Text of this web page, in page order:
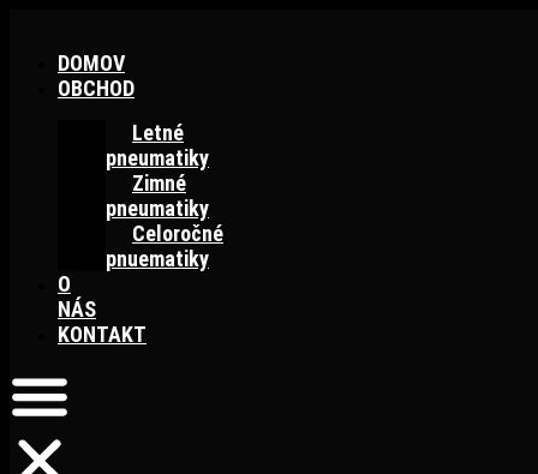
DOMOV
OBCHOD
Letné
pneumatiky
Zimné
pneumatiky
Celoročné
pnuematiky
O
NÁS
KONTAKT